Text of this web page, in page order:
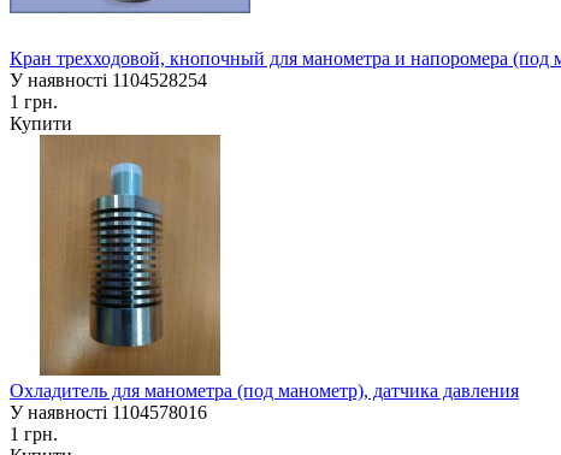
Кран трехходовой, кнопочный для манометра и напоромера (под
У наявності 1104528254
1 грн.
Купити
Охладитель для манометра (под манометр), датчика давления
У наявності 1104578016
1 грн.